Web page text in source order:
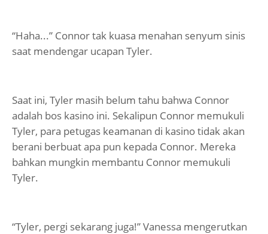
“Haha...” Connor tak kuasa menahan senyum sinis
saat mendengar ucapan Tyler.
Saat ini, Tyler masih belum tahu bahwa Connor
adalah bos kasino ini. Sekalipun Connor memukuli
Tyler, para petugas keamanan di kasino tidak akan
berani berbuat apa pun kepada Connor. Mereka
bahkan mungkin membantu Connor memukuli
Tyler.
“Tyler, pergi sekarang juga!” Vanessa mengerutkan